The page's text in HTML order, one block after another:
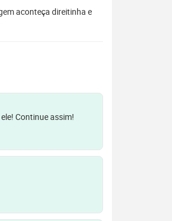
aconteça direitinha e
Continue assim!